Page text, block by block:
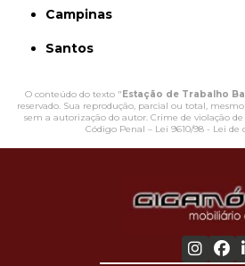
Campinas
Santos
O conteúdo do texto "Estação de Trabalho
reservado. Sua reprodução, parcial ou total,
sem a autorização do autor. Crime de violação
Código Penal – Lei 9610/98 - Lei de